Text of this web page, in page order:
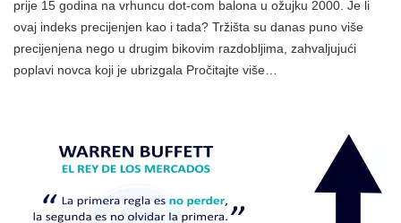
prije 15 godina na vrhuncu dot-com balona u ožujku 2000. Je li
ovaj indeks precijenjen kao i tada? Tržišta su danas puno više
precijenjena nego u drugim bikovim razdobljima, zahvaljujući
poplavi novca koji je ubrizgala Pročitajte više…